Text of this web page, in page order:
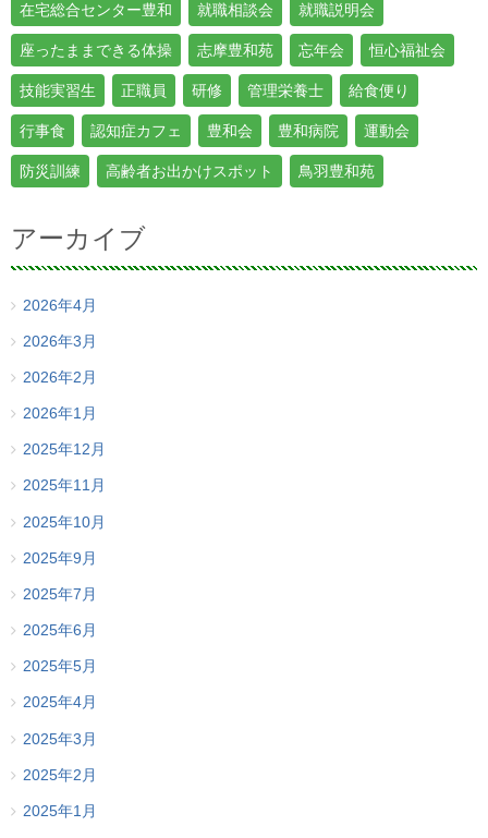
在宅総合センター豊和 就職相談会 就職説明会
座ったままできる体操 志摩豊和苑 忘年会 恒心福祉会
技能実習生 正職員 研修 管理栄養士 給食便り
行事食 認知症カフェ 豊和会 豊和病院 運動会
防災訓練 高齢者お出かけスポット 鳥羽豊和苑
アーカイブ
2026年4月
2026年3月
2026年2月
2026年1月
2025年12月
2025年11月
2025年10月
2025年9月
2025年7月
2025年6月
2025年5月
2025年4月
2025年3月
2025年2月
2025年1月